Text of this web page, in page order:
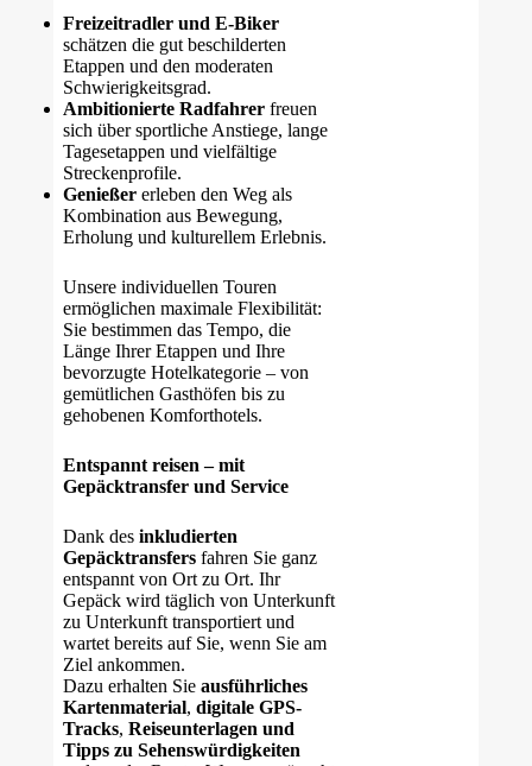
Freizeitradler und E-Biker
schätzen die gut beschilderten
Etappen und den moderaten
Schwierigkeitsgrad.
Ambitionierte Radfahrerfreuen
sich über sportliche Anstiege, lange
Tagesetappen und vielfältige
Streckenprofile.
Genießererleben den Weg als
Kombination aus Bewegung,
Erholung und kulturellem Erlebnis.
Unsere individuellen Touren
ermöglichen maximale Flexibilität:
Sie bestimmen das Tempo, die
Länge Ihrer Etappen und Ihre
bevorzugte Hotelkategorie – von
gemütlichen Gasthöfen bis zu
gehobenen Komforthotels.
Entspannt reisen – mit
Gepäcktransfer und Service
Dank des inkludierten
Gepäcktransfersfahren Sie ganz
entspannt von Ort zu Ort. Ihr
Gepäck wird täglich von Unterkunft
zu Unterkunft transportiert und
wartet bereits auf Sie, wenn Sie am
Ziel ankommen.
Dazu erhalten Sie ausführliches
Kartenmaterial, digitale GPS-
Tracks, Reiseunterlagen und
Tipps zu Sehenswürdigkeiten